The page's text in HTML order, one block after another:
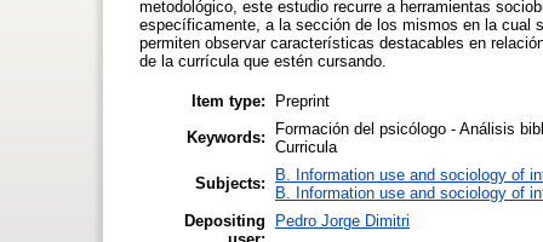
metodológico, este estudio recurre a herramientas
específicamente, a la sección de los mismos en la cual
permiten observar características destacables en
de la currícula que estén cursando.
Item type:
Preprint
Keywords:
Formación del psicólogo - Análisis
Curricula
Subjects:
B. Information use and sociology of
B. Information use and sociology of
Depositing
Pedro Jorge Dimitri